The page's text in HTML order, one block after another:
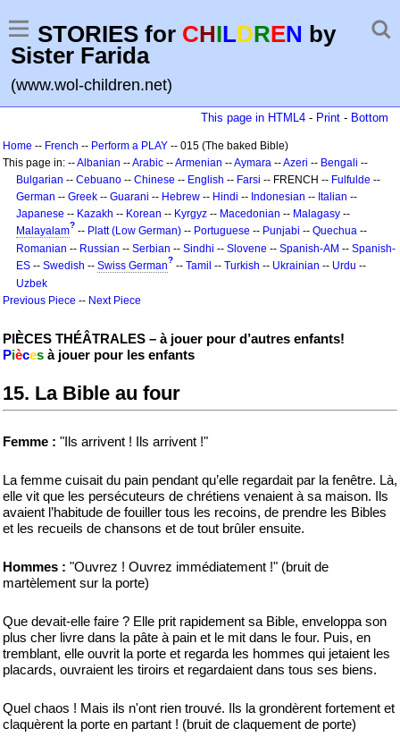
STORIES for CHILDREN by
Sister Farida
(www.wol-children.net)
This page in HTML4 - Print - Bottom
Home -- French -- Perform a PLAY -- 015 (The baked Bible)
This page in: --Albanian --Arabic --Armenian --Aymara --Azeri -- Bengali --
Bulgarian -- Cebuano -- Chinese -- English -- Farsi -- FRENCH -- Fulfulde --
German -- Greek -- Guarani -- Hebrew -- Hindi -- Indonesian -- Italian --
Japanese -- Kazakh -- Korean -- Kyrgyz -- Macedonian -- Malagasy --
Malayalam? -- Platt (Low German) -- Portuguese -- Punjabi -- Quechua --
Romanian -- Russian -- Serbian -- Sindhi -- Slovene -- Spanish-AM -- Spanish-
ES -- Swedish -- Swiss German? -- Tamil -- Turkish -- Ukrainian -- Urdu --
Uzbek
Previous Piece -- Next Piece
PIÈCES THÉÂTRALES – à jouer pour d’autres enfants!
Pièces à jouer pour les enfants
15. La Bible au four
Femme : "Ils arrivent ! Ils arrivent !"
La femme cuisait du pain pendant qu’elle regardait par la fenêtre. Là,
elle vit que les persécuteurs de chrétiens venaient à sa maison. Ils
avaient l’habitude de fouiller tous les recoins, de prendre les Bibles
et les recueils de chansons et de tout brûler ensuite.
Hommes : "Ouvrez ! Ouvrez immédiatement !" (bruit de
martèlement sur la porte)
Que devait-elle faire ? Elle prit rapidement sa Bible, enveloppa son
plus cher livre dans la pâte à pain et le mit dans le four. Puis, en
tremblant, elle ouvrit la porte et regarda les hommes qui jetaient les
placards, ouvraient les tiroirs et regardaient dans tous ses biens.
Quel chaos ! Mais ils n'ont rien trouvé. Ils la grondèrent fortement et
claquèrent la porte en partant ! (bruit de claquement de porte)